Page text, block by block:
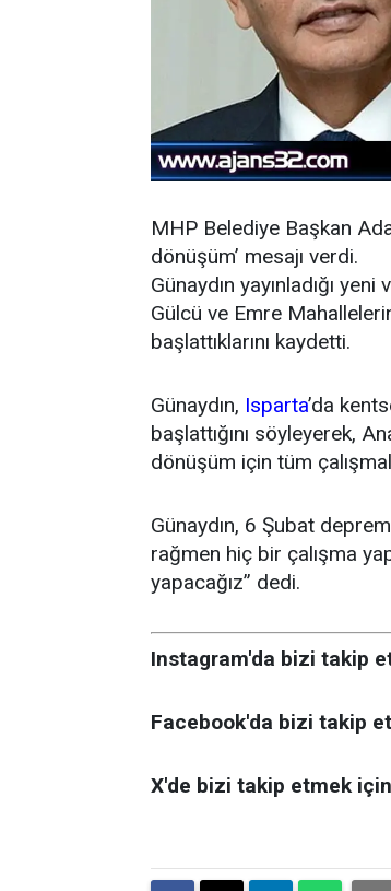
MHP Belediye Başkan
dönüşüm’ mesajı verdi.
Günaydın yayınladığı
Gülcü ve Emre
başlattıklarını kaydetti.
Günaydın, Isparta’da
başlattığını söyleyerek,
dönüşüm için tüm
Günaydın, 6 Şubat
rağmen hiç bir çalışma
yapacağız” dedi.
Instagram'da bizi takip
Facebook'da bizi takip
X'de bizi takip etmek için